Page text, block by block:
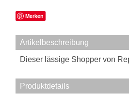
Merken
Artikelbeschreibung
Dieser lässige Shopper von
Produktdetails